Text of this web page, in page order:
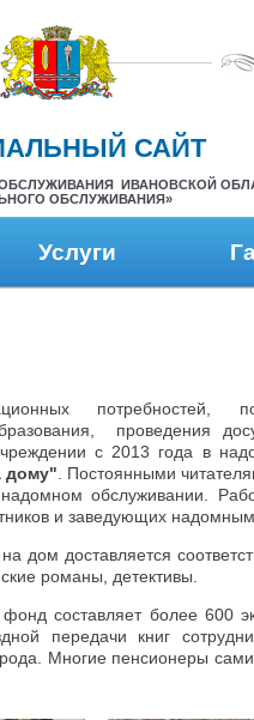
САЙТ
ИВАНОВСКОЙ
ОБСЛУЖИВАНИЯ»
Услуги
потребностей,
проведения
с 2013 года в
дому" . Постоянными
обслуживании.
и заведующих
дом доставляется
романы, детективы.
составляет более 600
передачи книг
Многие пенсионеры